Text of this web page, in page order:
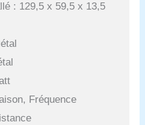
: 129,5 x 59,5 x 13,5
Fréquence